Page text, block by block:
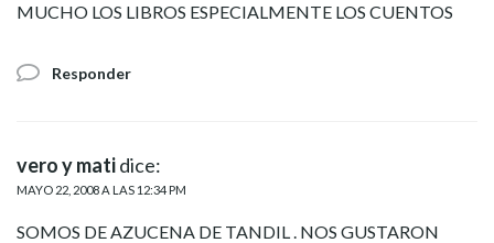
MUCHO LOS LIBROS ESPECIALMENTE LOS CUENTOS
Responder
vero y matidice:
MAYO 22, 2008 A LAS 12:34 PM
SOMOS DE AZUCENA DE TANDIL . NOS GUSTARON